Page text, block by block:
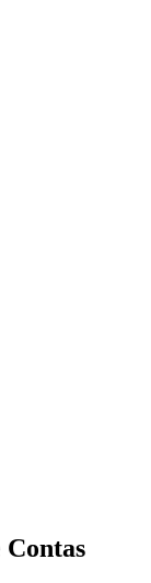
Contas